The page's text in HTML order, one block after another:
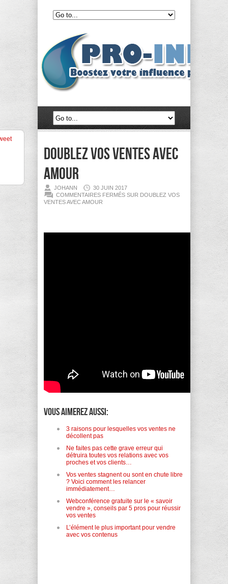
Doublez vos ventes avec
amour
JOHANN
30 JUIN 2017
COMMENTAIRES FERMÉS SUR DOUBLEZ VOS
VENTES AVEC AMOUR
Vous aimerez aussi:
3 raisons pour lesquelles vos ventes ne
décollent pas
Ne faites pas cette grave erreur qui
détruira toutes vos relations avec vos
proches et vos clients…
Vos ventes stagnent ou sont en chute libre
? Voici comment les relancer
immédiatement…
Webconférence gratuite sur le « savoir
vendre », conseils par 5 pros pour réussir
vos ventes
L’élément le plus important pour vendre
avec vos contenus